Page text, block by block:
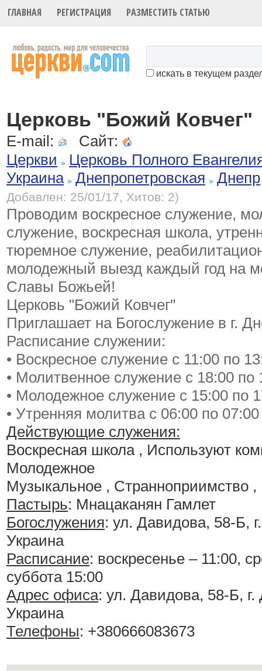
ГЛАВНАЯ РЕГИСТРАЦИЯ РАЗМЕСТИТЬ СТАТЬЮ
искать в текущем
Церковь "Божий Ковчег"
E-mail:
Сайт:
Церкви
Церковь Полного
Украина
Днепропетровская Днепр
Добавлен: 25/01/17, Хитов: 2)
Проводим воскресное служение,
служение, воскресная школа,
тюремное служение,
молодежный выезд каждый год на
Славы Божьей!
Церковь "Божий Ковчег"
Приглашает на Богослужение в г.
Расписание служении:
• Воскресное служение с 11:00 по
• Молитвенное служение с 18:00 по
• Молодежное служение с 15:00 по
• Утренняя молитва с 06:00 по
Действующие служения:
Воскресная школа , Используют
Молодежное
Музыкальное , Странноприимство ,
Пастырь: Мнацаканян Гамлет
Богослужения: ул. Давидова, 58-Б,
Украина
Расписание: воскресенье – 11:00,
суббота 15:00
Адрес офиса: ул. Давидова, 58-Б, г.
Украина
Телефоны: +380666083673